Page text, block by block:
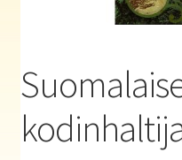
Haluatko kirjailijaksi?